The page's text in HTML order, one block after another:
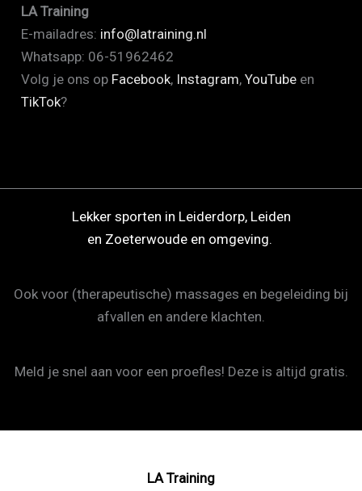
LA Training
E-mailadres: info@latraining.nl
Whatsapp: 06-51962462
Volg je ons op Facebook, Instagram,YouTube en
TikTok?
Lekker sporten in Leiderdorp, Leiden
en Zoeterwoude en omgeving.
Ook voor (therapeutische) massages en begeleiding bij
afvallen en andere klachten.
Meld je snel aan voor een proefles! Deze is altijd gratis.
LA Training